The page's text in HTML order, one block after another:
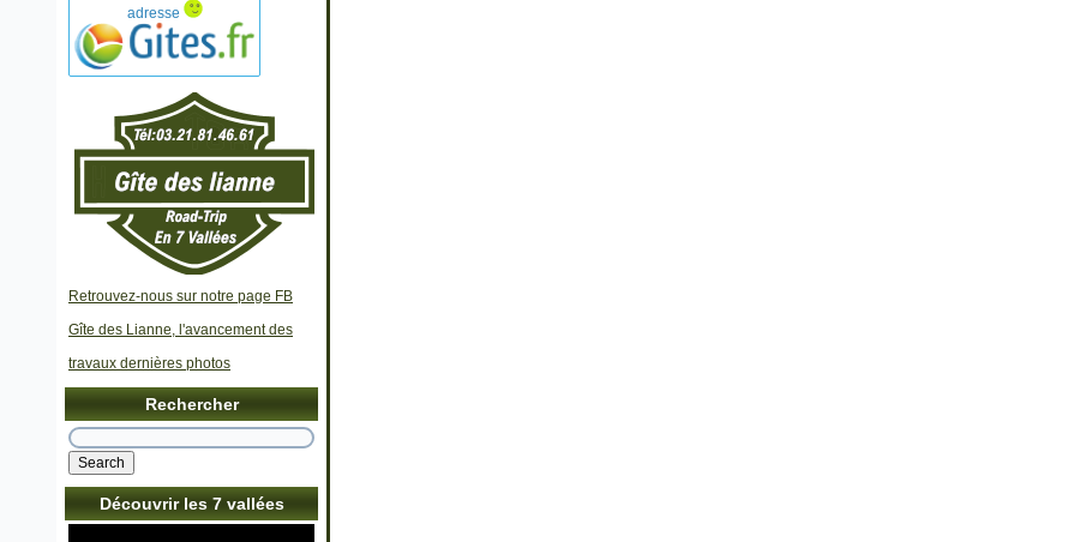
adresse
Retrouvez-nous sur notre page FB
Gîte des Lianne, l'avancement des
travaux dernières photos
Rechercher
Découvrir les 7 vallées